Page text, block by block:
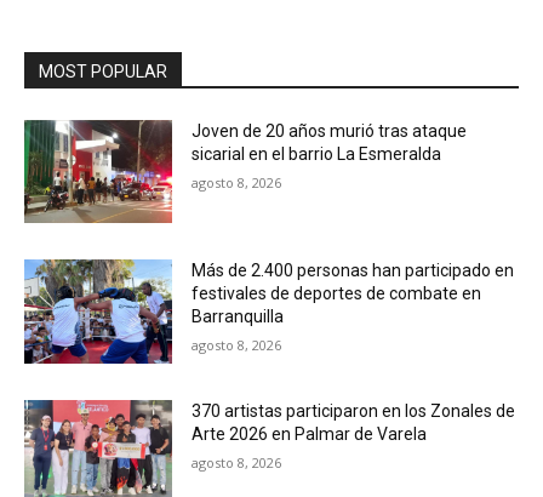
MOST POPULAR
Joven de 20 años murió tras ataque
sicarial en el barrio La Esmeralda
agosto 8, 2026
Más de 2.400 personas han participado en
festivales de deportes de combate en
Barranquilla
agosto 8, 2026
370 artistas participaron en los Zonales de
Arte 2026 en Palmar de Varela
agosto 8, 2026